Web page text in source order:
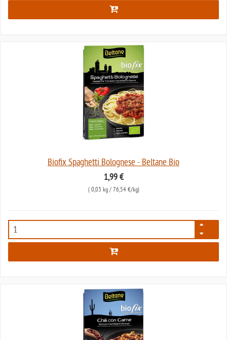
Biofix Spaghetti Bolognese - Beltane Bio
1,99 €
( 0,03 kg/ 76,54 €/kg)
651